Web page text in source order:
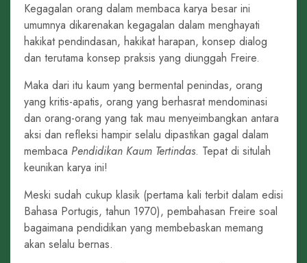
Kegagalan orang dalam membaca karya besar ini
umumnya dikarenakan kegagalan dalam menghayati
hakikat pendindasan, hakikat harapan, konsep dialog
dan terutama konsep praksis yang diunggah Freire.
Maka dari itu kaum yang bermental penindas, orang
yang kritis-apatis, orang yang berhasrat mendominasi
dan orang-orang yang tak mau menyeimbangkan antara
aksi dan refleksi hampir selalu dipastikan gagal dalam
membaca Pendidikan Kaum Tertindas. Tepat di situlah
keunikan karya ini!
Meski sudah cukup klasik (pertama kali terbit dalam edisi
Bahasa Portugis, tahun 1970), pembahasan Freire soal
bagaimana pendidikan yang membebaskan memang
akan selalu bernas.